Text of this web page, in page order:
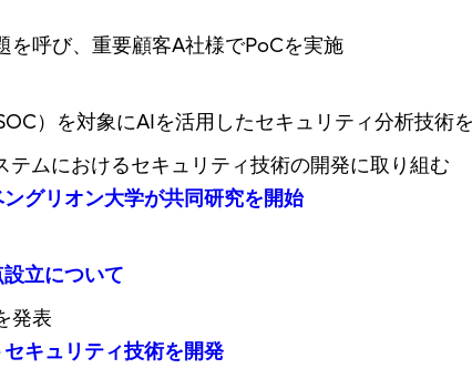
呼び、重要顧客A社様でPoCを実施
）を対象にAIを活用したセキュリティ分析技術
ムにおけるセキュリティ技術の開発に取り組む
グリオン大学が共同研究を開始
立について
発表
キュリティ技術を開発